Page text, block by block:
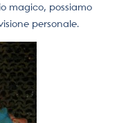
magico, possiamo
personale.